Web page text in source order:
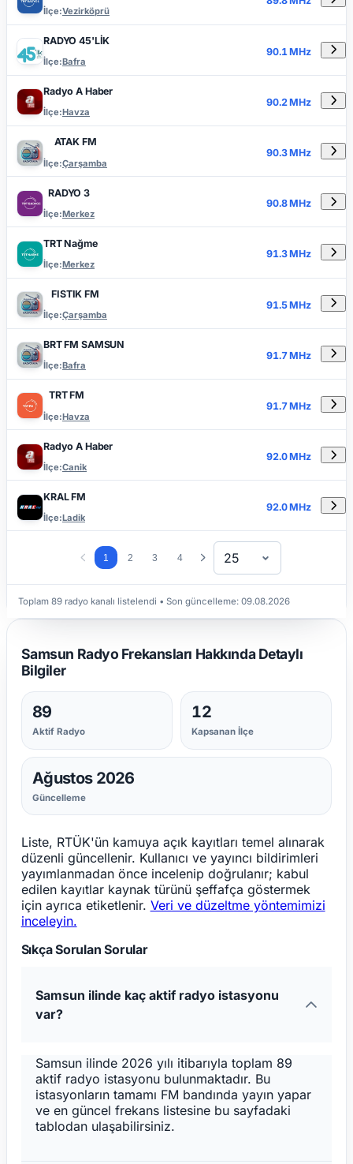
İlçe:Vezirköprü
RADYO 45'LİK
İlçe:Bafra
90.1 MHz
Radyo A Haber
İlçe:Havza
90.2 MHz
ATAK FM
İlçe:Çarşamba
90.3 MHz
RADYO 3
İlçe:Merkez
90.8 MHz
TRT Nağme
İlçe:Merkez
91.3 MHz
FISTIK FM
İlçe:Çarşamba
91.5 MHz
BRT FM SAMSUN
İlçe:Bafra
91.7 MHz
TRT FM
İlçe:Havza
91.7 MHz
Radyo A Haber
İlçe:Canik
92.0 MHz
KRAL FM
İlçe:Ladik
92.0 MHz
1 2 3 4 25
Toplam 89 radyo kanalı listelendi • Son güncelleme:09.08.2026
Samsun Radyo Frekansları Hakkında Detaylı
Bilgiler
89
Aktif Radyo
12
Kapsanan İlçe
Ağustos 2026
Güncelleme
Liste, RTÜK'ün kamuya açık kayıtları temel alınarak
düzenli güncellenir. Kullanıcı ve yayıncı bildirimleri
yayımlanmadan önce incelenip doğrulanır; kabul
edilen kayıtlar kaynak türünü şeffafça göstermek
için ayrıca etiketlenir. Veri ve düzeltme yöntemimizi
inceleyin.
Sıkça Sorulan Sorular
Samsun ilinde kaç aktif radyo istasyonu
var?
Samsun ilinde 2026 yılı itibarıyla toplam 89
aktif radyo istasyonu bulunmaktadır. Bu
istasyonların tamamı FM bandında yayın yapar
ve en güncel frekans listesine bu sayfadaki
tablodan ulaşabilirsiniz.